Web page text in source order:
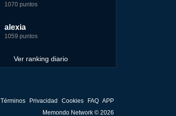
1070 puntos
alexia
1059 puntos
Ver ranking diario
5192 puntos
saray
5183 puntos
8290 puntos
fer
8283 puntos
244881 puntos
fer
236750 puntos
Términos Privacidad Cookies FAQ APP
Memondo Network © 2026